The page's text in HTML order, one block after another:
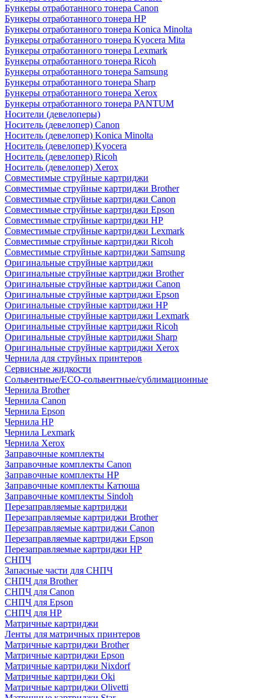
Бункеры отработанного тонера Canon
Бункеры отработанного тонера HP
Бункеры отработанного тонера Konica Minolta
Бункеры отработанного тонера Kyocera Mita
Бункеры отработанного тонера Lexmark
Бункеры отработанного тонера Ricoh
Бункеры отработанного тонера Samsung
Бункеры отработанного тонера Sharp
Бункеры отработанного тонера Xerox
Бункеры отработанного тонера PANTUM
Носители (девелоперы)
Носитель (девелопер) Canon
Носитель (девелопер) Konica Minolta
Носитель (девелопер) Kyocera
Носитель (девелопер) Ricoh
Носитель (девелопер) Xerox
Совместимые струйные картриджи
Совместимые струйные картриджи Brother
Совместимые струйные картриджи Canon
Совместимые струйные картриджи Epson
Совместимые струйные картриджи HP
Совместимые струйные картриджи Lexmark
Совместимые струйные картриджи Ricoh
Совместимые струйные картриджи Samsung
Оригинальные струйные картриджи
Оригинальные струйные картриджи Brother
Оригинальные струйные картриджи Canon
Оригинальные струйные картриджи Epson
Оригинальные струйные картриджи HP
Оригинальные струйные картриджи Lexmark
Оригинальные струйные картриджи Ricoh
Оригинальные струйные картриджи Sharp
Оригинальные струйные картриджи Xerox
Чернила для струйных принтеров
Сервисные жидкости
Сольвентные/ECO-сольвентные/сублимационные
Чернила Brother
Чернила Canon
Чернила Epson
Чернила HP
Чернила Lexmark
Чернила Xerox
Заправочные комплекты
Заправочные комплекты Canon
Заправочные комплекты HP
Заправочные комплекты Катюша
Заправочные комплекты Sindoh
Перезаправляемые картриджи
Перезаправляемые картриджи Brother
Перезаправляемые картриджи Canon
Перезаправляемые картриджи Epson
Перезаправляемые картриджи HP
СНПЧ
Запасные части для СНПЧ
СНПЧ для Brother
СНПЧ для Canon
СНПЧ для Epson
СНПЧ для HP
Матричные картриджи
Ленты для матричных принтеров
Матричные картриджи Brother
Матричные картриджи Epson
Матричные картриджи Nixdorf
Матричные картриджи Oki
Матричные картриджи Olivetti